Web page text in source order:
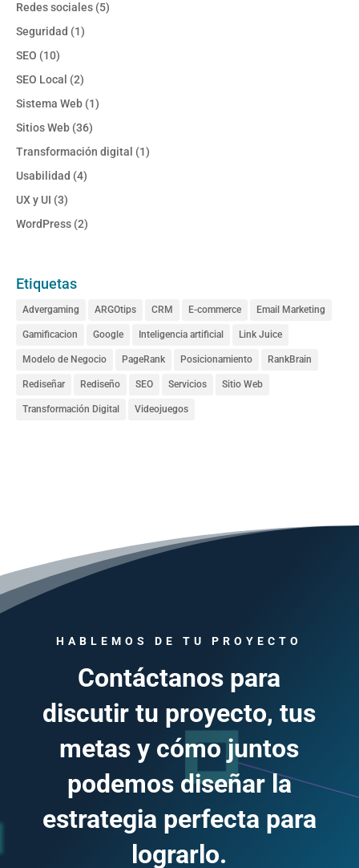
Redes sociales (5)
Seguridad (1)
SEO (10)
SEO Local (2)
Sistema Web (1)
Sitios Web (36)
Transformación digital (1)
Usabilidad (4)
UX y UI (3)
WordPress (2)
Etiquetas
Advergaming ARGOtips CRM E-commerce Email Marketing
Gamificacion Google Inteligencia artificial Link Juice
Modelo de Negocio PageRank Posicionamiento RankBrain
Rediseñar Rediseño SEO Servicios Sitio Web
Transformación Digital Videojuegos
HABLEMOS DE TU PROYECTO
Contáctanos para
discutir tu proyecto, tus
metas y cómo juntos
podemos diseñar la
estrategia perfecta para
lograrlo.